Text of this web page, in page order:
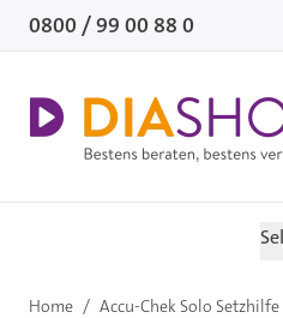
Direkt zum Inhalt
0800 / 99 00 88 0
Home / Accu-Chek Solo